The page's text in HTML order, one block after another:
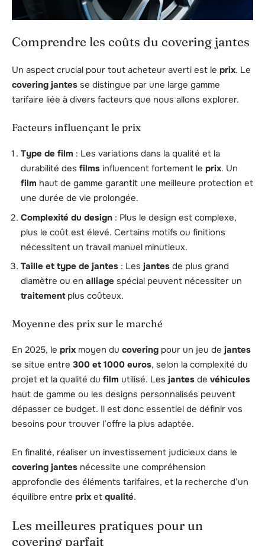
Comprendre les coûts du covering jantes
Un aspect crucial pour tout acheteur averti est le prix. Le
covering jantes se distingue par une large gamme
tarifaire liée à divers facteurs que nous allons explorer.
Facteurs influençant le prix
Type de film : Les variations dans la qualité et la
durabilité des films influencent fortement le prix. Un
film haut de gamme garantit une meilleure protection et
une durée de vie prolongée.
Complexité du design : Plus le design est complexe,
plus le coût est élevé. Certains motifs ou finitions
nécessitent un travail manuel minutieux.
Taille et type de jantes : Les jantes de plus grand
diamètre ou en alliage spécial peuvent nécessiter un
traitementplus coûteux.
Moyenne des prix sur le marché
En 2025, le prix moyen du covering pour un jeu de jantes
se situe entre 300 et 1000 euros, selon la complexité du
projet et la qualité du film utilisé. Les jantes de véhicules
haut de gamme ou les designs personnalisés peuvent
dépasser ce budget. Il est donc essentiel de définir vos
besoins pour trouver l’offre la plus adaptée.
En finalité, réaliser un investissement judicieux dans le
covering jantes nécessite une compréhension
approfondie des éléments tarifaires, et la recherche d’un
équilibre entre prix et qualité.
Les meilleures pratiques pour un
covering parfait